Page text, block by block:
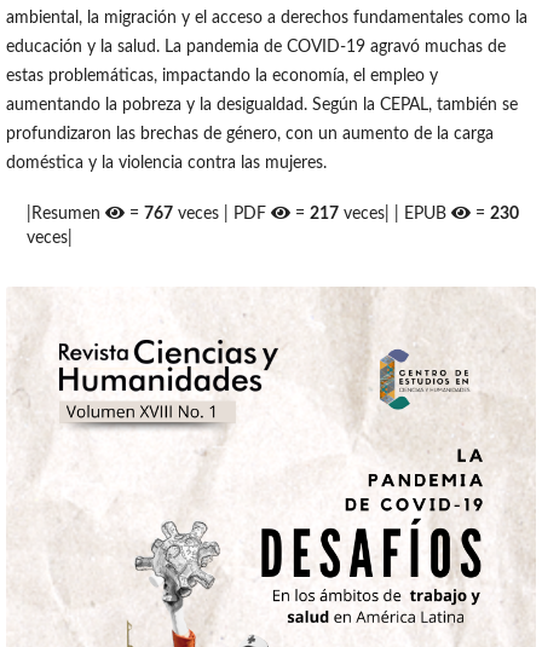
ambiental, la migración y el acceso a derechos fundamentales como la
educación y la salud. La pandemia de COVID-19 agravó muchas de
estas problemáticas, impactando la economía, el empleo y
aumentando la pobreza y la desigualdad. Según la CEPAL, también se
profundizaron las brechas de género, con un aumento de la carga
doméstica y la violencia contra las mujeres.
|Resumen = 767 veces | PDF =217 veces| | EPUB =230
veces|